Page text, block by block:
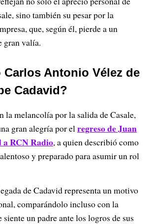
sino también su pesar por la
que, según él, pierde a un
gran valía.
Carlos Antonio Vélez de
Cadavid?
la melancolía por la salida de Casale,
gran alegría por elregreso de Juan
a RCN Radio, a quien describió como
y preparado para asumir un rol
de Cadavid representa un motivo
comparándolo incluso con la
un padre ante los logros de sus